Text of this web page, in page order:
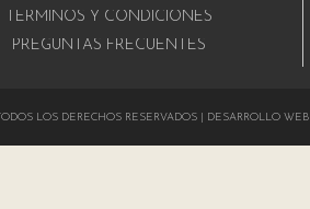
TÉRMINOS Y CONDICIONES
PREGUNTAS FRECUENTES
LOS DERECHOS RESERVADOS | DESARROLLO WEB